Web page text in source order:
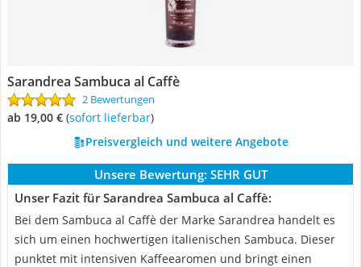
Sarandrea Sambuca al Caffè
2 Bewertungen
ab 19,00 € ( Sofort lieferbar)
Preisvergleich und weitere Angebote
Unsere Bewertung: SEHR GUT
Unser Fazit für Sarandrea Sambuca al Caffè:
Bei dem Sambuca al Caffè der Marke Sarandrea handelt es
sich um einen hochwertigen italienischen Sambuca. Dieser
punktet mit intensiven Kaffeearomen und bringt einen